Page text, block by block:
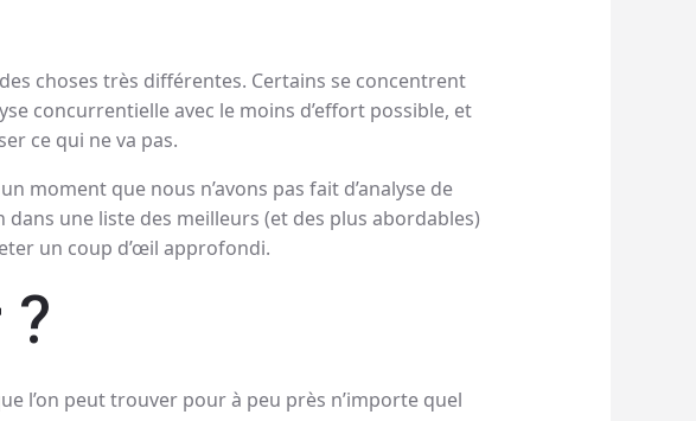
choses très différentes. Certains se concentrent
concurrentielle avec le moins d’effort possible, et
ce qui ne va pas.
moment que nous n’avons pas fait d’analyse de
une liste des meilleurs (et des plus abordables)
un coup d’œil approfondi.
l’on peut trouver pour à peu près n’importe quel